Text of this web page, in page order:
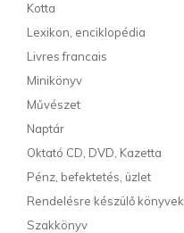
Kotta
Lexikon, enciklopédia
Livres francais
Minikönyv
Művészet
Naptár
Oktató CD, DVD, Kazetta
Pénz, befektetés, üzlet
Rendelésre készülő könyvek
Szakkönyv